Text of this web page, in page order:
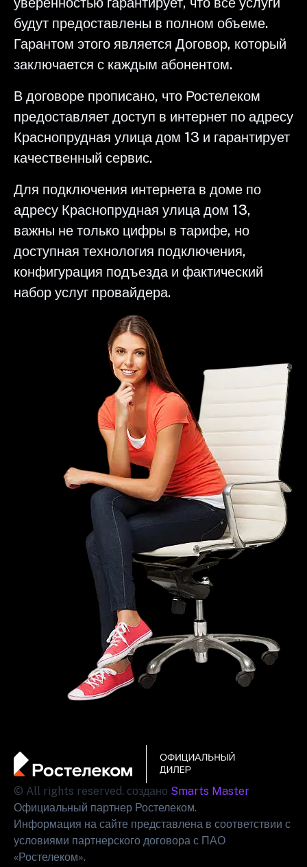
будут предоставлены в полном объеме.
Гарантом этого является Договор, который
заключается с каждым абонентом.
В договоре прописано, что Ростелеком
предоставляет доступ в интернет по адресу
Краснопрудная улица дом 13 и гарантирует
качественный сервис.
Для подключения интернета в доме по
адресу Краснопрудная улица дом 13,
важны не только цифры в тарифе, но
доступная технология подключения,
конфигурация подъезда и фактический
набор услуг провайдера.
© All rights reserved. создано Smarts Master
Официальный партнер Ростелеком.
Информация на сайте представлена в соответствии с
условиями партнерского договора с ПАО
«Ростелеком».